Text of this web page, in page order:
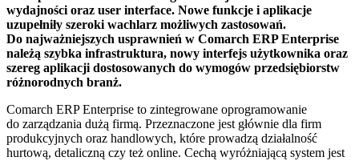
wydajności oraz user interface. Nowe funkcje i aplikacje
uzupełniły szeroki wachlarz możliwych zastosowań.
Do najważniejszych usprawnień w Comarch ERP Enterprise
należą szybka infrastruktura, nowy interfejs użytkownika oraz
szereg aplikacji dostosowanych do wymogów przedsiębiorstw
różnorodnych branż.
Comarch ERP Enterprise to zintegrowane oprogramowanie
do zarządzania dużą firmą. Przeznaczone jest głównie dla firm
produkcyjnych oraz handlowych, które prowadzą działalność
hurtową, detaliczną czy też online. Cechą wyróżniającą system jest